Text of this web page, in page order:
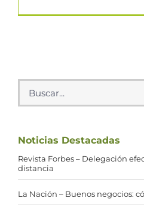
Buscar:
Noticias Destacadas
Revista Forbes – Delegación
distancia
La Nación – Buenos negocios: